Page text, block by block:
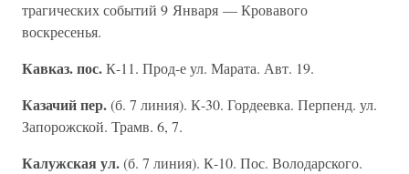
трагических событий 9 Января — Кровавого
воскресенья.
Кавказ. пос.К-11. Прод-е ул. Марата. Авт. 19.
Казачий пер.(б. 7 линия). К-30. Гордеевка. Перпенд. ул.
Запорожской. Трамв. 6, 7.
Калужская ул.(б. 7 линия). К-10. Пос. Володарского.